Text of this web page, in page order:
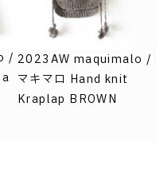
/ 2023AW maquimalo /
マキマロ Hand knit
Kraplap BROWN